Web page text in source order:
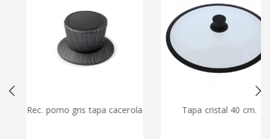
Rec. pomo gris tapa cacerola Tapa cristal 40 cm.